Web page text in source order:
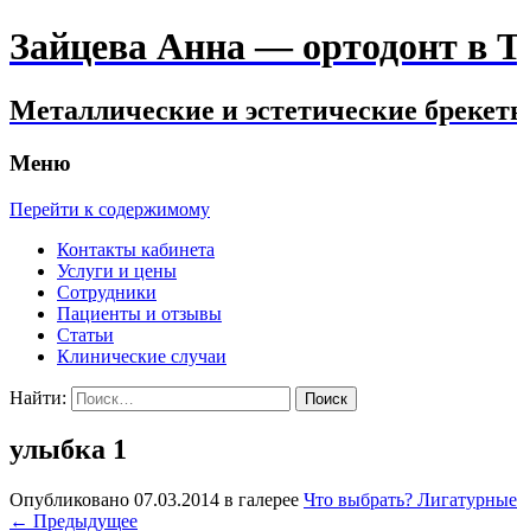
Зайцева Анна — ортодонт в
Металлические и эстетические
Меню
Перейти к содержимому
Контакты кабинета
Услуги и цены
Сотрудники
Пациенты и отзывы
Статьи
Клинические случаи
Найти:
улыбка 1
Опубликовано 07.03.2014 в галерее Что выбрать?
← Предыдущее